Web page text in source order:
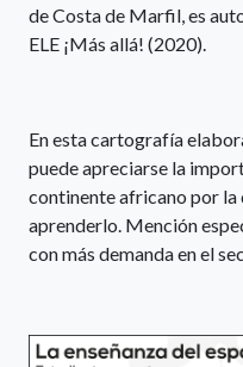
de Costa de Marfil, es
ELE ¡Más allá! (2020).
En esta cartografía
puede apreciarse la
continente africano por la
aprenderlo. Mención
con más demanda en el